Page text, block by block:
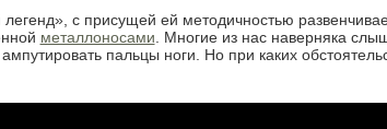
с присущей ей методичностью
металлоносами . Многие из нас наверняка
пальцы ноги. Но при каких